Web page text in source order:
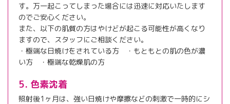
す。万一起こってしまった場合には迅速に対応いたします
のでご安心ください。
また、以下の肌質の方はやけどが起こる可能性が高くなり
ますので、スタッフにご相談ください。
・極端な日焼けをされている方 ・もともとの肌の色が濃
い方 ・極端な乾燥肌の方
5. 色素沈着
照射後1ヶ月は、強い日焼けや摩擦などの刺激で一時的にシ